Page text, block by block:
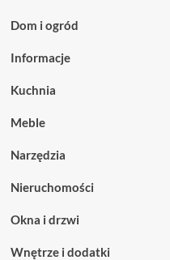
Dom i ogród
Informacje
Kuchnia
Meble
Narzędzia
Nieruchomości
Okna i drzwi
Wnętrze i dodatki